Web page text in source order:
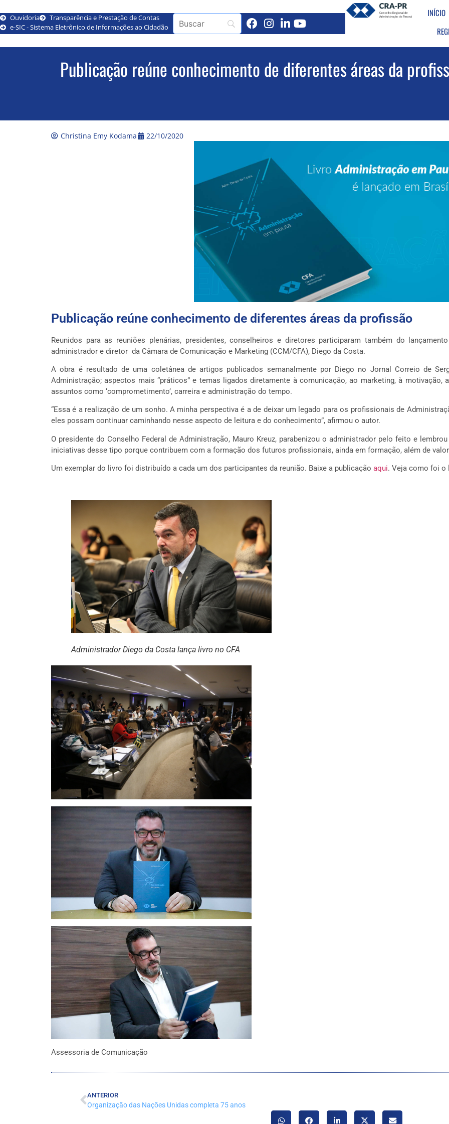
Ouvidoria
Transparência e Prestação de Contas
e-SIC - Sistema Eletrônico de Informações ao Cidadão
INÍCIO
Publicação reúne conhecimento de diferentes áreas da
Christina Emy Kodama 22/10/2020
Publicação reúne conhecimento de diferentes áreas da profissão
Reunidos para as reuniões plenárias, presidentes, conselheiros e diretores participaram também do
administrador e diretor da Câmara de Comunicação e Marketing (CCM/CFA), Diego da Costa.
A obra é resultado de uma coletânea de artigos publicados semanalmente por Diego no Jornal Correio de
Administração; aspectos mais “práticos” e temas ligados diretamente à comunicação, ao marketing, à
assuntos como ‘comprometimento’, carreira e administração do tempo.
“Essa é a realização de um sonho. A minha perspectiva é a de deixar um legado para os profissionais de
eles possam continuar caminhando nesse aspecto de leitura e do conhecimento”, afirmou o autor.
O presidente do Conselho Federal de Administração, Mauro Kreuz, parabenizou o administrador pelo feito e
iniciativas desse tipo porque contribuem com a formação dos futuros profissionais, ainda em formação, além de
Um exemplar do livro foi distribuído a cada um dos participantes da reunião. Baixe a publicação aqui. Veja como foi o
Administrador Diego da Costa lança livro no CFA
Assessoria de Comunicação
ANTERIOR
Organização das Nações Unidas completa 75 anos